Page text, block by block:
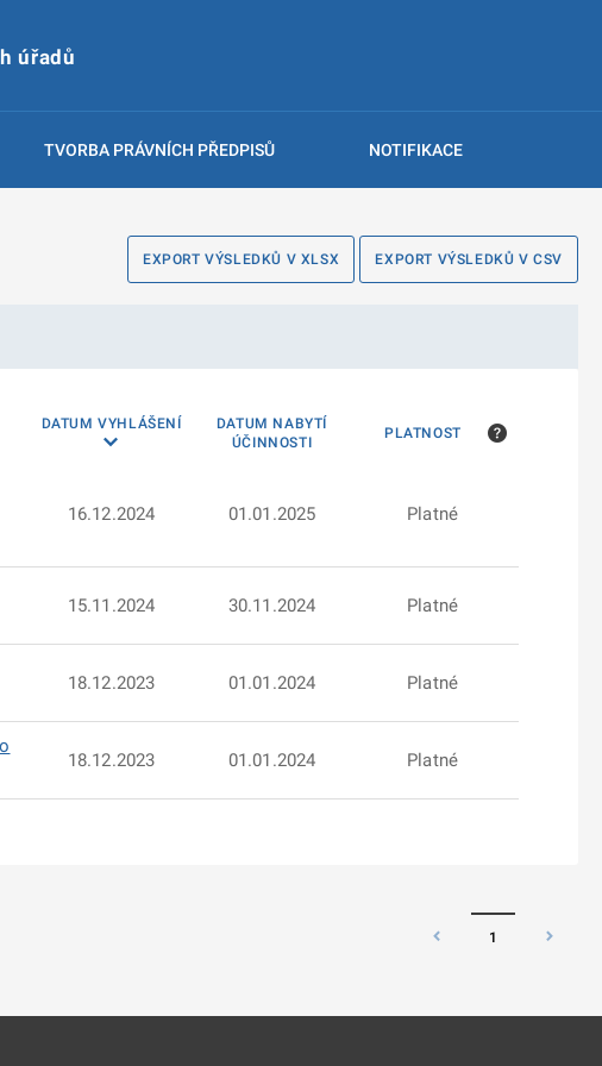
úřadů
TVORBA PRÁVNÍCH PŘEDPISŮ NOTIFIKACE
EXPORT VÝSLEDKŮ V XLSX EXPORT VÝSLEDKŮ V CSV
DATUM VYHLÁŠENÍ
DATUM NABYTÍ
ÚČINNOSTI
PLATNOST
16.12.2024 01.01.2025 Platné
15.11.2024 30.11.2024 Platné
18.12.2023 01.01.2024 Platné
18.12.2023 01.01.2024 Platné
1